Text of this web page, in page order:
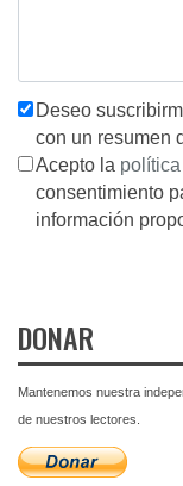
Deseo
con un resumen
Acepto la
consentimiento
información
DONAR
Mantenemos nuestra
de nuestros lectores.